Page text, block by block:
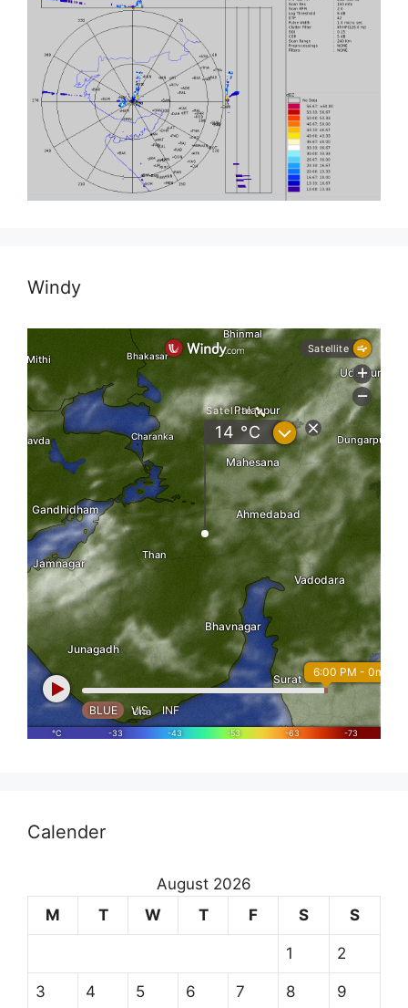
Windy
Calender
August 2026
M
T W T F S S
1 2
3 4 5 6 7 8 9